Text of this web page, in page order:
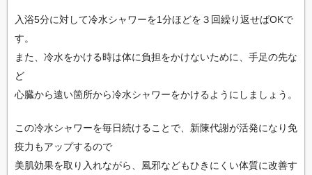
入浴5分に対して冷水シャワーを1分ほどを３回繰り返せばOKで
す。
また、冷水をかける時は体に負担をかけないために、手足の先な
ど
心臓から遠い箇所から冷水シャワーをかけるようにしましょう。
この冷水シャワーを毎日続けることで、新陳代謝が活発になり免
疫力もアップするので
美肌効果を取り入れながら、風邪などもひきにくい体質に改善す